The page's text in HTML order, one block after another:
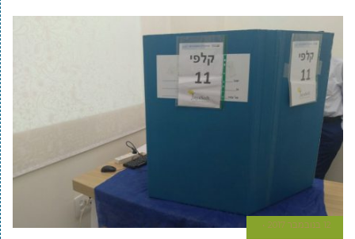
12 בנובמבר 2017